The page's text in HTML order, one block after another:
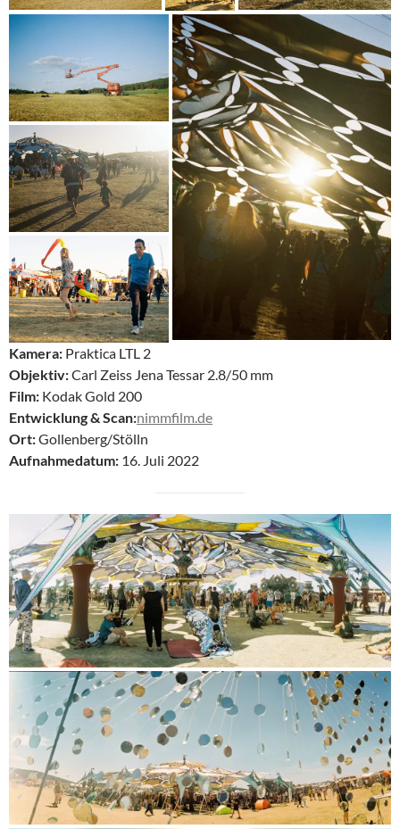
Kamera: Praktica LTL 2
Objektiv:Carl Zeiss Jena Tessar 2.8/50 mm
Film: Kodak Gold 200
Entwicklung & Scan:nimmfilm.de
Ort:Gollenberg/Stölln
Aufnahmedatum: 16. Juli 2022